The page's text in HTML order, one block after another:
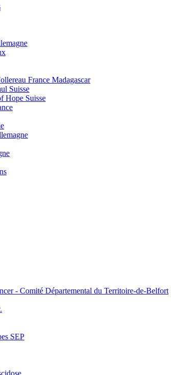
France Madagascar
Suisse
Hope Suisse
- Comité Départemental du Territoire-de-Belfort
SEP